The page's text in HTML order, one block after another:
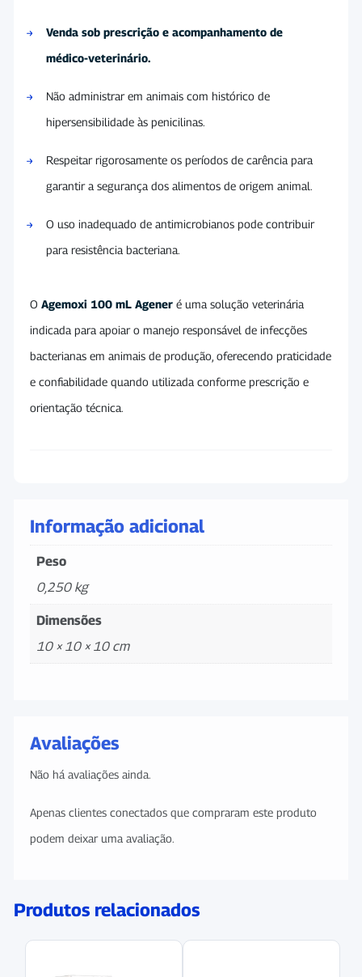
Venda sob prescrição e acompanhamento de
médico-veterinário.
Não administrar em animais com histórico de
hipersensibilidade às penicilinas.
Respeitar rigorosamente os períodos de carência para
garantir a segurança dos alimentos de origem animal.
O uso inadequado de antimicrobianos pode contribuir
para resistência bacteriana.
O Agemoxi 100 mL Agener é uma solução veterinária
indicada para apoiar o manejo responsável de infecções
bacterianas em animais de produção, oferecendo praticidade
e confiabilidade quando utilizada conforme prescrição e
orientação técnica.
Informação adicional
Peso
0,250 kg
Dimensões
10 × 10 × 10 cm
Avaliações
Não há avaliações ainda.
Apenas clientes conectados que compraram este produto
podem deixar uma avaliação.
Produtos relacionados